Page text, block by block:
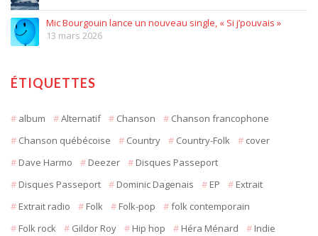
Mic Bourgouin lance un nouveau single, « Si j’pouvais »
13 mars 2026
ÉTIQUETTES
album Alternatif Chanson
Chanson francophone
Chanson québécoise
Country Country-Folk
cover
Dave Harmo
Deezer
Disques Passeport
Disques Passeport
Dominic Dagenais EP
Extrait
Extrait radio
Folk Folk-pop
folk contemporain
Folk rock
Gildor Roy Hip hop Héra Ménard
Indie